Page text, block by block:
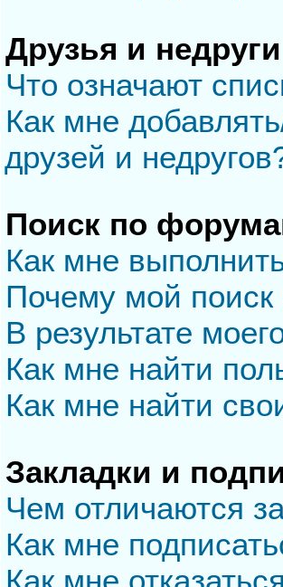
Друзья и недруги
Что означают
Как мне
друзей и
Поиск по
Как мне
Почему мой поиск
В результате
Как мне найти
Как мне найти
Закладки и
Чем отличаются
Как мне